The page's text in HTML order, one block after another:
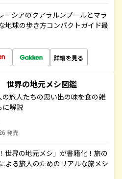
ーシアのクアラルンプールとマラ
地球の歩き方コンパクトガイド最
詳細を見る
世界の地元メシ図鑑
の旅人たちの思い出の味を食の雑
に解説
発売
世界の地元メシ」が書籍化！旅の
よる旅人のためのリアルな旅メシ